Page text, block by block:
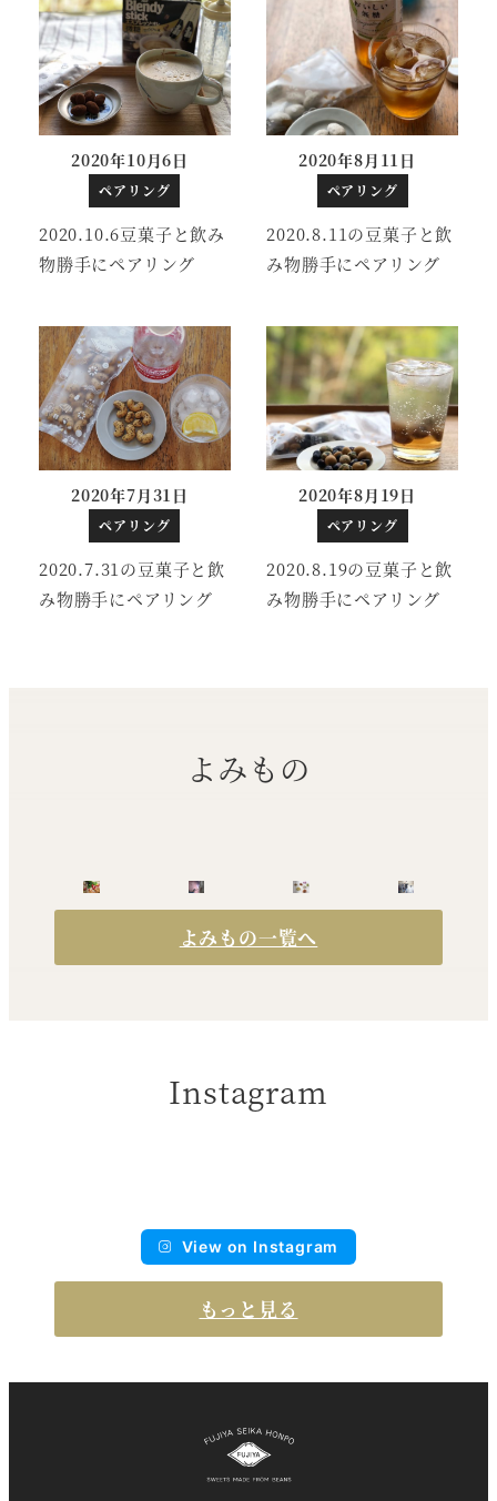
2020.10.6豆菓子と飲み
物勝手にペアリング
投稿日
2020年10月6日
ペアリング
2020.8.11の豆菓子と飲
み物勝手にペアリング
投稿日
2020年8月11日
ペアリング
2020.7.31の豆菓子と飲
み物勝手にペアリング
投稿日
2020年7月31日
ペアリング
2020.8.19の豆菓子と飲
み物勝手にペアリング
投稿日
2020年8月19日
ペアリング
よみもの
よみもの一覧へ
Instagram
View on Instagram
もっと見る